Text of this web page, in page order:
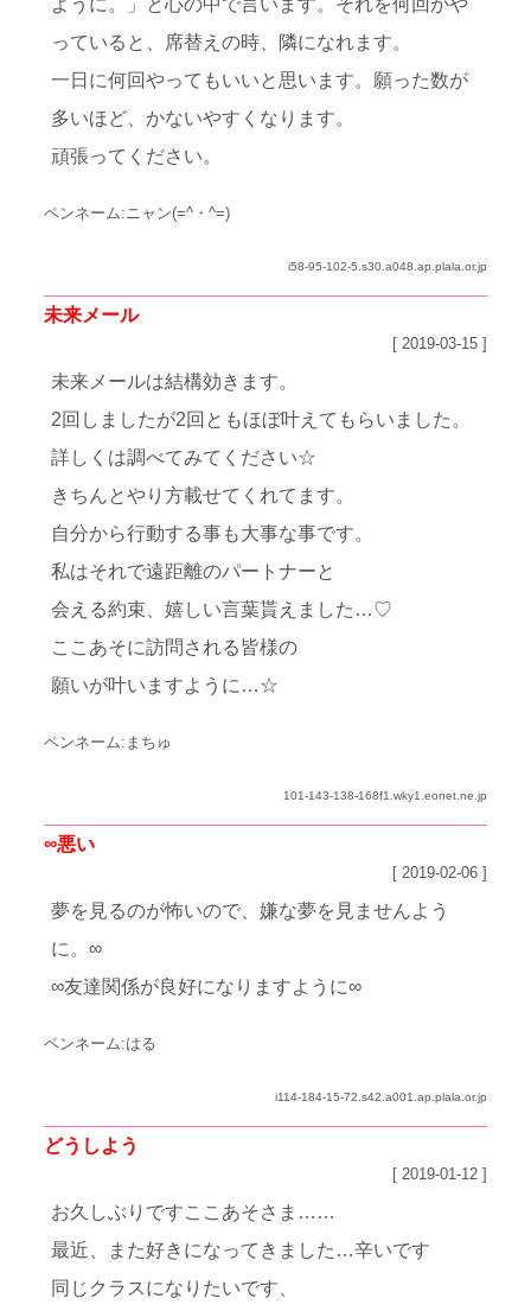
っていると、席替えの時、隣になれます。
一日に何回やってもいいと思います。願った数が
多いほど、かないやすくなります。
頑張ってください。
ペンネーム:ニャン(=^・^=)
i58-95-102-5.s30.a048.ap.plala.or.jp
未来メール
[ 2019-03-15 ]
未来メールは結構効きます。
2回しましたが2回ともほぼ叶えてもらいました。
詳しくは調べてみてください☆
きちんとやり方載せてくれてます。
自分から行動する事も大事な事です。
私はそれで遠距離のパートナーと
会える約束、嬉しい言葉貰えました…♡
ここあそに訪問される皆様の
願いが叶いますように…☆
ペンネーム:まちゅ
101-143-138-168f1.wky1.eonet.ne.jp
∞悪い
[ 2019-02-06 ]
夢を見るのが怖いので、嫌な夢を見ませんよう
に。∞
∞友達関係が良好になりますように∞
ペンネーム:はる
i114-184-15-72.s42.a001.ap.plala.or.jp
どうしよう
[ 2019-01-12 ]
お久しぶりですここあそさま……
最近、また好きになってきました…辛いです
同じクラスになりたいです、